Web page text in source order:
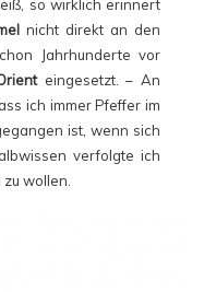
so wirklich erinnert
nicht direkt an den
Jahrhunderte vor
eingesetzt. – An
ich immer Pfeffer im
ist, wenn sich
verfolgte ich
wollen.